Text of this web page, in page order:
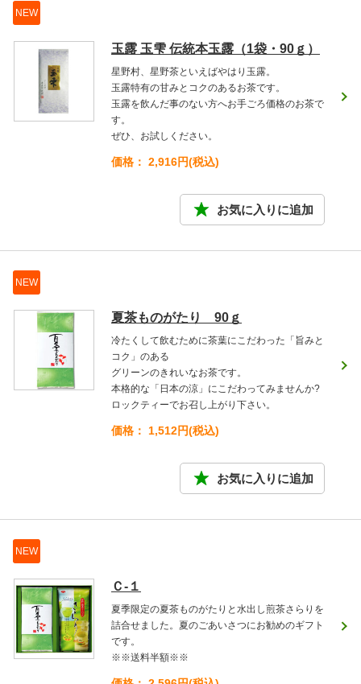
NEW
玉露 玉雫 伝統本玉露（1袋・90ｇ）
星野村、星野茶といえばやはり玉露。
玉露特有の甘みとコクのあるお茶です。
玉露を飲んだ事のない方へお手ごろ価格のお茶で
す。
ぜひ、お試しください。
価格： 2,916円(税込)
NEW
夏茶ものがたり 90ｇ
冷たくして飲むために茶葉にこだわった「旨みと
コク」のある
グリーンのきれいなお茶です。
本格的な「日本の涼」にこだわってみませんか?
ロックティーでお召し上がり下さい。
価格： 1,512円(税込)
NEW
Ｃ-１
夏季限定の夏茶ものがたりと水出し煎茶さらりを
詰合せました。夏のごあいさつにお勧めのギフト
です。
※※送料半額※※